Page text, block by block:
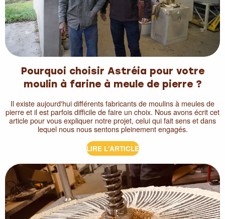
Pourquoi choisir Astréia pour votre
moulin à farine à meule de pierre ?
Il existe aujourd'hui différents fabricants de moulins à meules de
pierre et il est parfois difficile de faire un choix. Nous avons écrit cet
article pour vous expliquer notre projet, celui qui fait sens et dans
lequel nous nous sentons pleinement engagés.
LIRE L'ARTICLE